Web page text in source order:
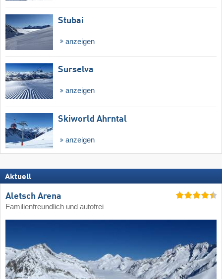
Stubai
anzeigen
Surselva
anzeigen
Skiworld Ahrntal
anzeigen
Aktuell
Aletsch Arena
Familienfreundlich und autofrei